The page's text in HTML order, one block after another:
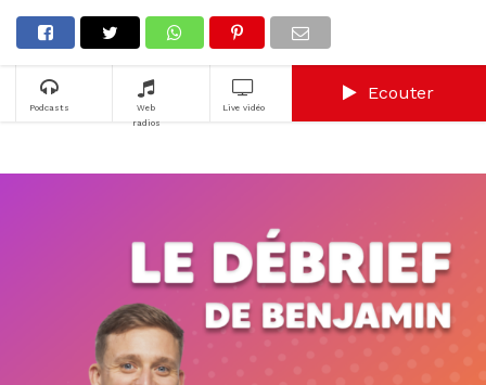
Podcasts
Web
radios
Live vidéo
Ecouter